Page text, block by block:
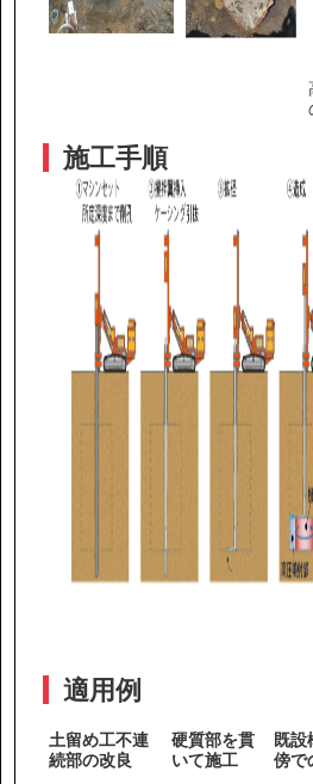
施工手順
適用例
土留め工不連
続部の改良
硬質部を貫
いて施工
既設
傍で